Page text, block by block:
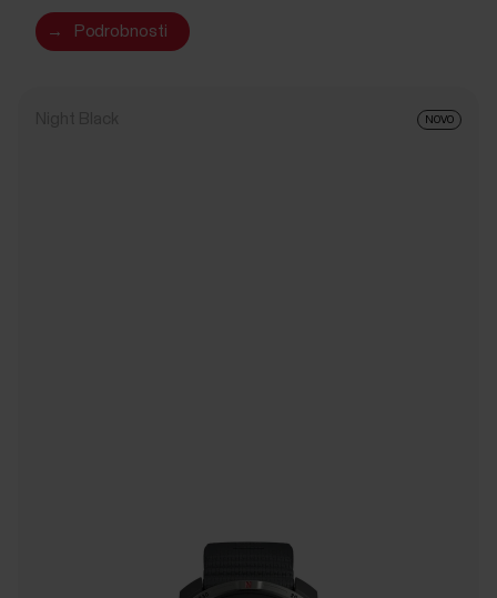
→ Podrobnosti
NOVO